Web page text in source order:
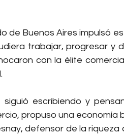
de Buenos Aires impulsó
trabajar, progresar y
con la élite
escribiendo y
propuso una economía
defensor de la riqueza